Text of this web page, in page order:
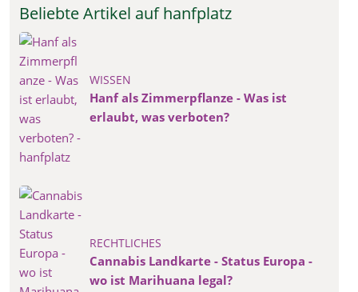
Beliebte Artikel auf hanfplatz
WISSEN
Hanf als Zimmerpflanze - Was ist
erlaubt, was verboten?
RECHTLICHES
Cannabis Landkarte - Status Europa -
wo ist Marihuana legal?